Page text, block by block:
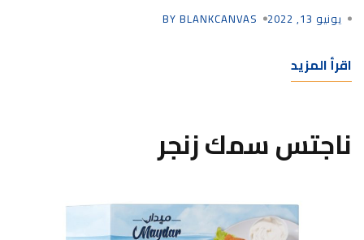
يونيو 13, 2022 BY BLANKCANVAS
اقرأ المزيد
ناجتس سمك زنجر